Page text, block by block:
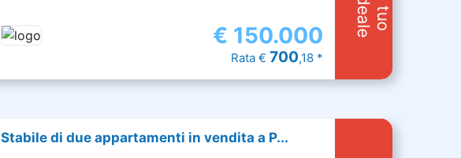
€ 150.000
Rata € 700,18 *
ideale
Stabile di due appartamenti in vendita a P...